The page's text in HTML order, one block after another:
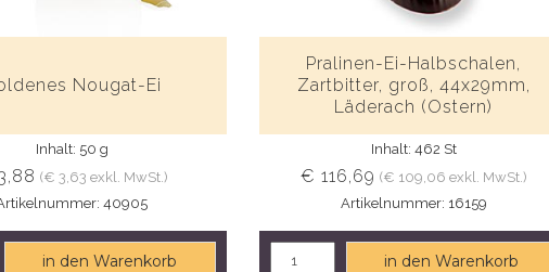
Nougat-Ei
Inhalt: 50 g
(€ 3,63 exkl. MwSt.)
40905
in den Warenkorb
Pralinen-Ei-Halbschalen,
Zartbitter, groß, 44x29mm,
Läderach (Ostern)
Inhalt: 462 St
€ 116,69 (€ 109,06 exkl. MwSt.)
Artikelnummer: 16159
in den Warenkorb